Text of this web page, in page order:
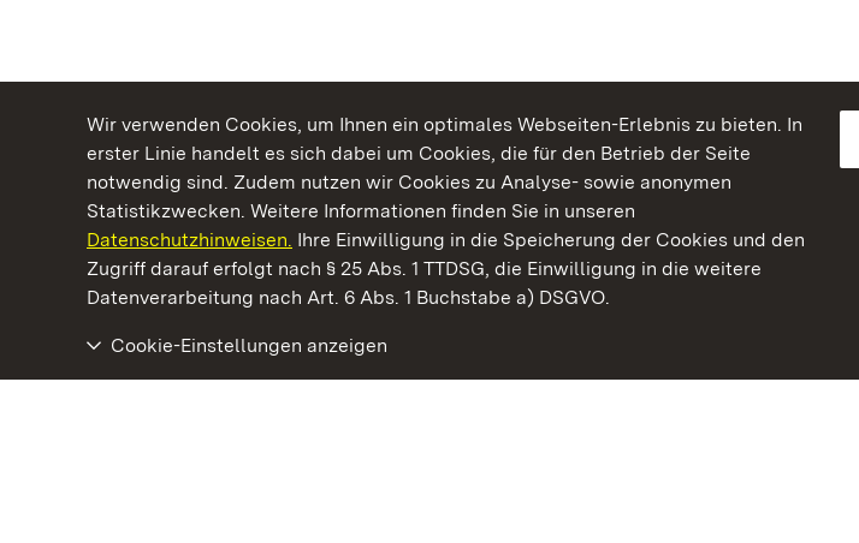
Wir verwenden Cookies, um Ihnen ein optimales Webseiten-Erlebnis zu bieten. In
erster Linie handelt es sich dabei um Cookies, die für den Betrieb der Seite
notwendig sind. Zudem nutzen wir Cookies zu Analyse- sowie anonymen
Statistikzwecken. Weitere Informationen finden Sie in unseren
Datenschutzhinweisen. Ihre Einwilligung in die Speicherung der Cookies und den
Zugriff darauf erfolgt nach § 25 Abs. 1 TTDSG, die Einwilligung in die weitere
Datenverarbeitung nach Art. 6 Abs. 1 Buchstabe a) DSGVO.
Cookie-Einstellungen anzeigen
Kommen. Staunen. Genießen.